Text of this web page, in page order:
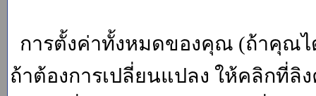
การตั้งค่าทั้งหมดของคุณ (ถ้าคุณไ
ถ้าต้องการเปลี่ยนแปลง ให้คลิกที่ลิ